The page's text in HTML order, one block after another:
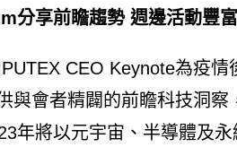
分享前瞻趨勢 週邊活動豐
CEO Keynote為疫情
與會者精闢的前瞻科技洞察
年將以元宇宙、半導體及